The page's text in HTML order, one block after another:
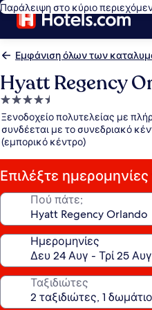
Παράλειψη στο κύριο
Εμφάνιση όλων των
Hyatt Regency
Κατάλυμα
με
4.5
αστέρια
Ξενοδοχείο πολυτελείας με
συνδέεται με το συνεδριακό
(εμπορικό κέντρο)
Επιλέξτε ημερομηνίες
Πού πάτε;
Ημερομηνίες
Ταξιδιώτες